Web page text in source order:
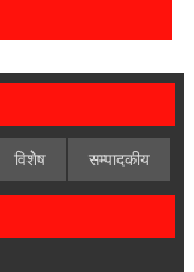
विशेेष सम्पादकीय